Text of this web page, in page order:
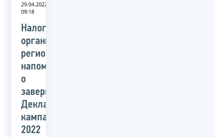
29.04.2022
09:18
Налоговые
органы
региона
напоминают
о
завершении
Декларационной
кампании
2022